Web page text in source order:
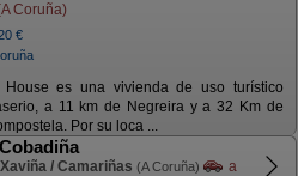
Coruña)
€
es una vivienda de uso turístico
a 11 km de Negreira y a 32 Km de
Por su loca ...
Xaviña / Camariñas (A Coruña)
a